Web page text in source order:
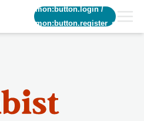
common:button.login/
common:button.register_short